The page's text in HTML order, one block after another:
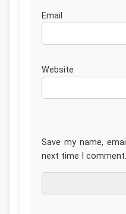
Website
Save my name,
next time I comment.